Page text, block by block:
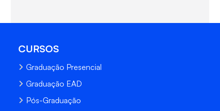
CURSOS
Graduação Presencial
Graduação EAD
Pós-Graduação